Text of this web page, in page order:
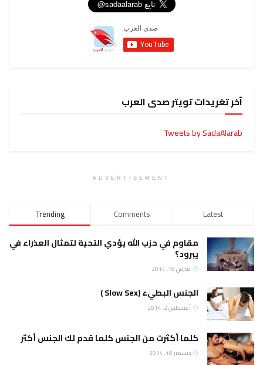
آخر تغريدات تويتر صدى العرب
Tweets by SadaAlarab
ADVERTISEMENT
Trending Comments Latest
مقاوم في حزب الله يؤدي التحية لتمثال العذراء في
يبرود؟
مارس 18, 2014
الجنس البطيء (Slow Sex )
أغسطس 2, 2014
كلما أكثرت من الجنس كلما قدم لك الجنس أكثر
ديسمبر 18, 2014